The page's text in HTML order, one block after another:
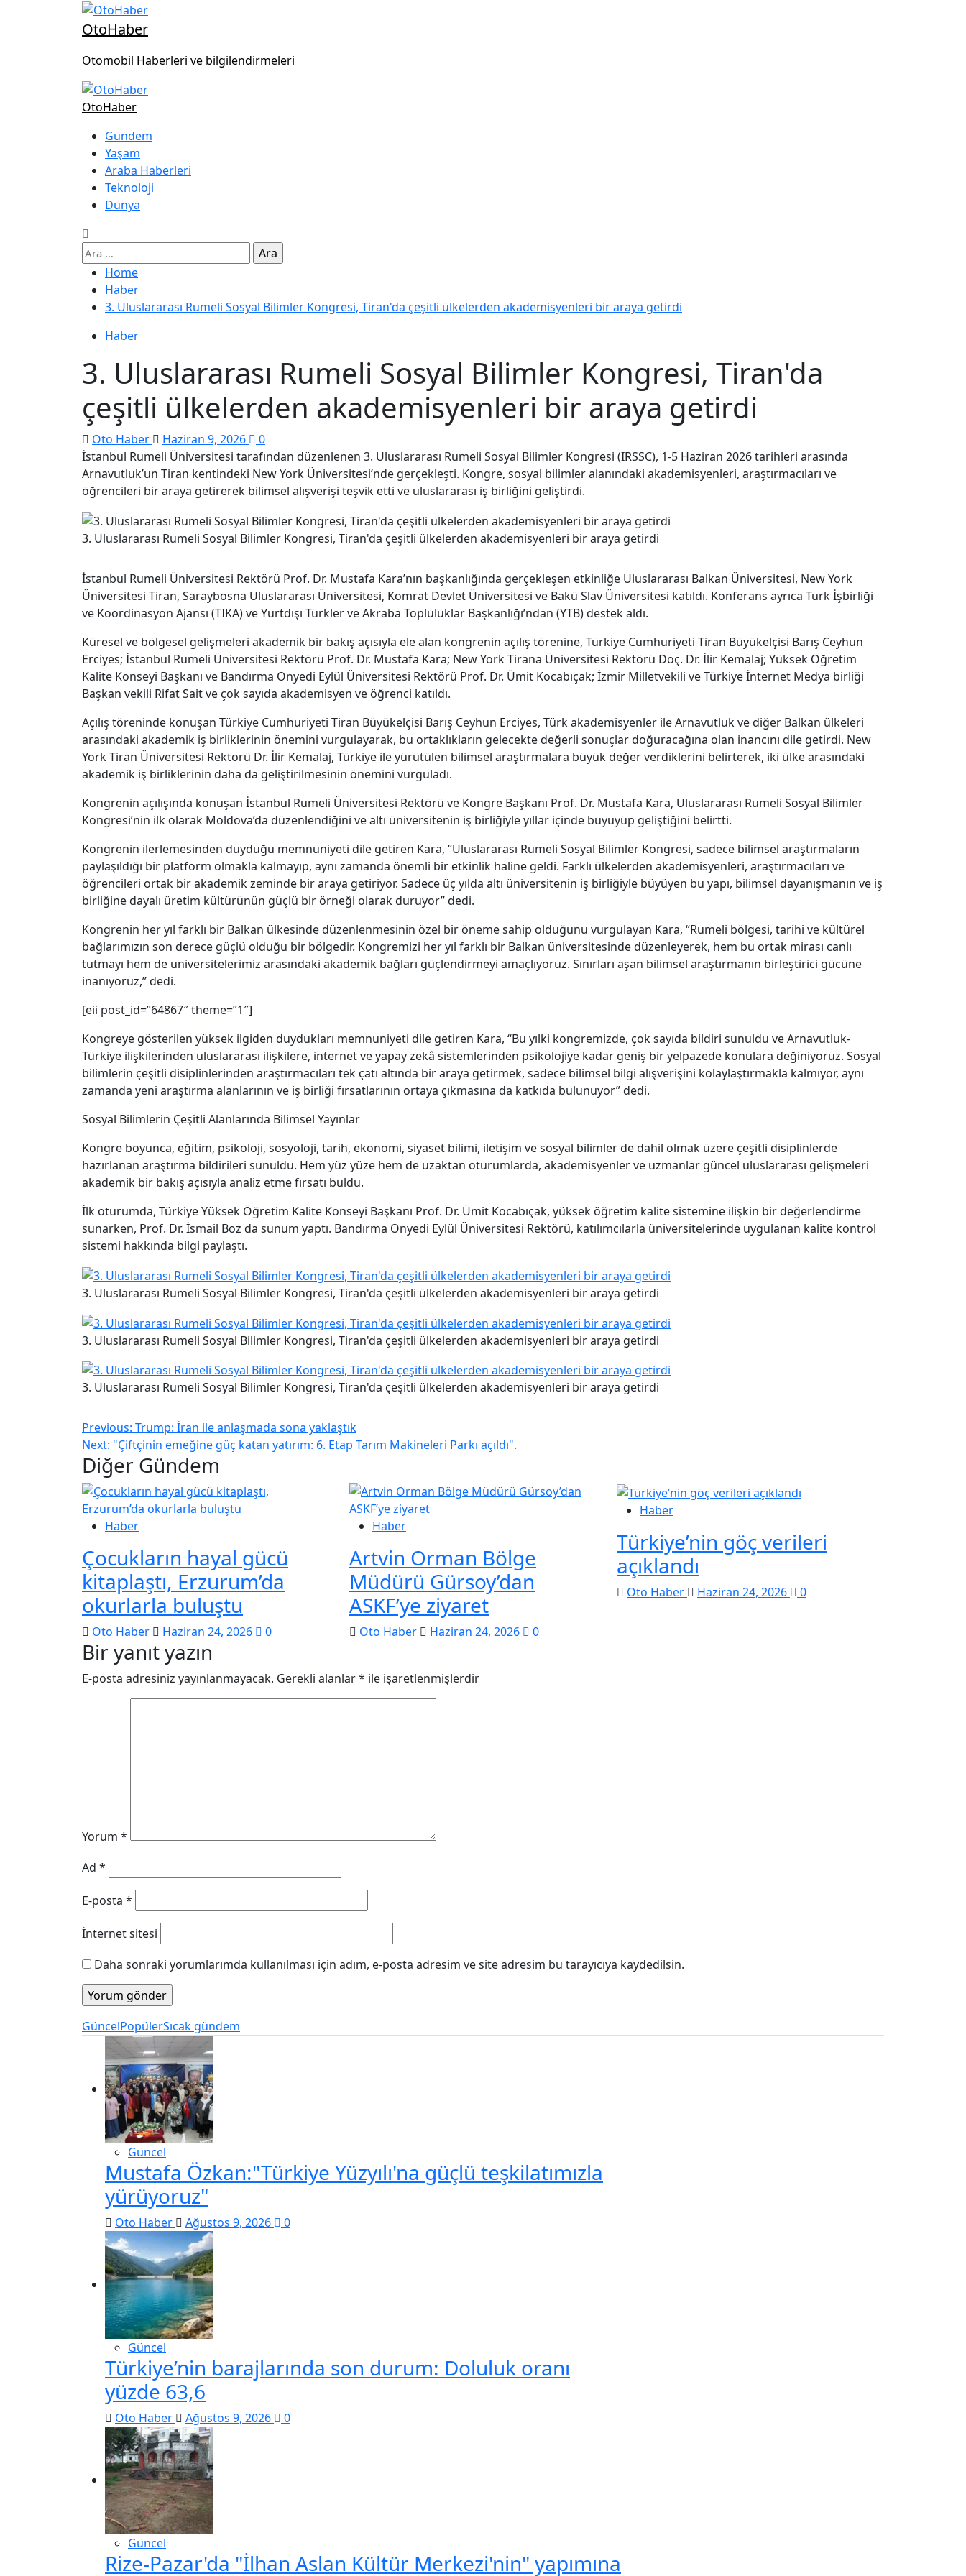
OtoHaber
Otomobil Haberleri ve bilgilendirmeleri
OtoHaber
Gündem
Yaşam
Araba Haberleri
Teknoloji
Dünya
Home
Haber
3. Uluslararası Rumeli Sosyal Bilimler Kongresi, Tiran'da çeşitli ülkelerden akademisyenleri bir araya getirdi
Haber
3. Uluslararası Rumeli Sosyal Bilimler Kongresi, Tiran'da
çeşitli ülkelerden akademisyenleri bir araya getirdi
Oto Haber Haziran 9, 2026
0
İstanbul Rumeli Üniversitesi tarafından düzenlenen 3. Uluslararası Rumeli Sosyal Bilimler Kongresi (IRSSC), 1-5 Haziran 2026 tarihleri ​​arasında
Arnavutluk’un Tiran kentindeki New York Üniversitesi’nde gerçekleşti. Kongre, sosyal bilimler alanındaki akademisyenleri, araştırmacıları ve
öğrencileri bir araya getirerek bilimsel alışverişi teşvik etti ve uluslararası iş birliğini geliştirdi.
3. Uluslararası Rumeli Sosyal Bilimler Kongresi, Tiran'da çeşitli ülkelerden akademisyenleri bir araya getirdi
İstanbul Rumeli Üniversitesi Rektörü Prof. Dr. Mustafa Kara’nın başkanlığında gerçekleşen etkinliğe Uluslararası Balkan Üniversitesi, New York
Üniversitesi Tiran, Saraybosna Uluslararası Üniversitesi, Komrat Devlet Üniversitesi ve Bakü Slav Üniversitesi katıldı. Konferans ayrıca Türk İşbirliği
ve Koordinasyon Ajansı (TIKA) ve Yurtdışı Türkler ve Akraba Topluluklar Başkanlığı’ndan (YTB) destek aldı.
Küresel ve bölgesel gelişmeleri akademik bir bakış açısıyla ele alan kongrenin açılış törenine, Türkiye Cumhuriyeti Tiran Büyükelçisi Barış Ceyhun
Erciyes; İstanbul Rumeli Üniversitesi Rektörü Prof. Dr. Mustafa Kara; New York Tirana Üniversitesi Rektörü Doç. Dr. İlir Kemalaj; Yüksek Öğretim
Kalite Konseyi Başkanı ve Bandırma Onyedi Eylül Üniversitesi Rektörü Prof. Dr. Ümit Kocabıçak; İzmir Milletvekili ve Türkiye İnternet Medya birliği
Başkan vekili Rifat Sait ve çok sayıda akademisyen ve öğrenci katıldı.
Açılış töreninde konuşan Türkiye Cumhuriyeti Tiran Büyükelçisi Barış Ceyhun Erciyes, Türk akademisyenler ile Arnavutluk ve diğer Balkan ülkeleri
arasındaki akademik iş birliklerinin önemini vurgulayarak, bu ortaklıkların gelecekte değerli sonuçlar doğuracağına olan inancını dile getirdi. New
York Tiran Üniversitesi Rektörü Dr. İlir Kemalaj, Türkiye ile yürütülen bilimsel araştırmalara büyük değer verdiklerini belirterek, iki ülke arasındaki
akademik iş birliklerinin daha da geliştirilmesinin önemini vurguladı.
Kongrenin açılışında konuşan İstanbul Rumeli Üniversitesi Rektörü ve Kongre Başkanı Prof. Dr. Mustafa Kara, Uluslararası Rumeli Sosyal Bilimler
Kongresi’nin ilk olarak Moldova’da düzenlendiğini ve altı üniversitenin iş birliğiyle yıllar içinde büyüyüp geliştiğini belirtti.
Kongrenin ilerlemesinden duyduğu memnuniyeti dile getiren Kara, “Uluslararası Rumeli Sosyal Bilimler Kongresi, sadece bilimsel araştırmaların
paylaşıldığı bir platform olmakla kalmayıp, aynı zamanda önemli bir etkinlik haline geldi. Farklı ülkelerden akademisyenleri, araştırmacıları ve
öğrencileri ortak bir akademik zeminde bir araya getiriyor. Sadece üç yılda altı üniversitenin iş birliğiyle büyüyen bu yapı, bilimsel dayanışmanın ve iş
birliğine dayalı üretim kültürünün güçlü bir örneği olarak duruyor” dedi.
Kongrenin her yıl farklı bir Balkan ülkesinde düzenlenmesinin özel bir öneme sahip olduğunu vurgulayan Kara, “Rumeli bölgesi, tarihi ve kültürel
bağlarımızın son derece güçlü olduğu bir bölgedir. Kongremizi her yıl farklı bir Balkan üniversitesinde düzenleyerek, hem bu ortak mirası canlı
tutmayı hem de üniversitelerimiz arasındaki akademik bağları güçlendirmeyi amaçlıyoruz. Sınırları aşan bilimsel araştırmanın birleştirici gücüne
inanıyoruz,” dedi.
[eii post_id=”64867″ theme=”1″]
Kongreye gösterilen yüksek ilgiden duydukları memnuniyeti dile getiren Kara, “Bu yılki kongremizde, çok sayıda bildiri sunuldu ve Arnavutluk-
Türkiye ilişkilerinden uluslararası ilişkilere, internet ve yapay zekâ sistemlerinden psikolojiye kadar geniş bir yelpazede konulara değiniyoruz. Sosyal
bilimlerin çeşitli disiplinlerinden araştırmacıları tek çatı altında bir araya getirmek, sadece bilimsel bilgi alışverişini kolaylaştırmakla kalmıyor, aynı
zamanda yeni araştırma alanlarının ve iş birliği fırsatlarının ortaya çıkmasına da katkıda bulunuyor” dedi.
Sosyal Bilimlerin Çeşitli Alanlarında Bilimsel Yayınlar
Kongre boyunca, eğitim, psikoloji, sosyoloji, tarih, ekonomi, siyaset bilimi, iletişim ve sosyal bilimler de dahil olmak üzere çeşitli disiplinlerde
hazırlanan araştırma bildirileri sunuldu. Hem yüz yüze hem de uzaktan oturumlarda, akademisyenler ve uzmanlar güncel uluslararası gelişmeleri
akademik bir bakış açısıyla analiz etme fırsatı buldu.
İlk oturumda, Türkiye Yüksek Öğretim Kalite Konseyi Başkanı Prof. Dr. Ümit Kocabıçak, yüksek öğretim kalite sistemine ilişkin bir değerlendirme
sunarken, Prof. Dr. İsmail Boz da sunum yaptı. Bandırma Onyedi Eylül Üniversitesi Rektörü, katılımcılarla üniversitelerinde uygulanan kalite kontrol
sistemi hakkında bilgi paylaştı.
3. Uluslararası Rumeli Sosyal Bilimler Kongresi, Tiran'da çeşitli ülkelerden akademisyenleri bir araya getirdi
3. Uluslararası Rumeli Sosyal Bilimler Kongresi, Tiran'da çeşitli ülkelerden akademisyenleri bir araya getirdi
3. Uluslararası Rumeli Sosyal Bilimler Kongresi, Tiran'da çeşitli ülkelerden akademisyenleri bir araya getirdi
Previous: Trump: İran ile anlaşmada sona yaklaştık
Next: "Çiftçinin emeğine güç katan yatırım: 6. Etap Tarım Makineleri Parkı açıldı".
Diğer Gündem
Haber
Çocukların hayal gücü
kitaplaştı, Erzurum’da
okurlarla buluştu
Oto Haber Haziran 24, 2026 0
Haber
Artvin Orman Bölge
Müdürü Gürsoy’dan
ASKF’ye ziyaret
Oto Haber Haziran 24, 2026 0
Haber
Türkiye’nin göç verileri
açıklandı
Oto Haber Haziran 24, 2026 0
Bir yanıt yazın
E-posta adresiniz yayınlanmayacak. Gerekli alanlar* ile işaretlenmişlerdir
Yorum *
Ad *
E-posta *
İnternet sitesi
Daha sonraki yorumlarımda kullanılması için adım, e-posta adresim ve site adresim bu tarayıcıya kaydedilsin.
GüncelPopülerSıcak gündem
Güncel
Mustafa Özkan:"Türkiye Yüzyılı'na güçlü teşkilatımızla
yürüyoruz"
Oto Haber Ağustos 9, 2026 0
Güncel
Türkiye’nin barajlarında son durum: Doluluk oranı
yüzde 63,6
Oto Haber Ağustos 9, 2026 0
Güncel
Rize-Pazar'da "İlhan Aslan Kültür Merkezi'nin" yapımına